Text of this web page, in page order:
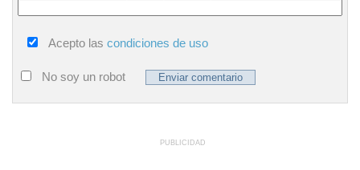
Acepto las condiciones de uso
No soy un robot
PUBLICIDAD